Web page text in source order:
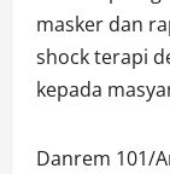
masker dan
shock terapi
kepada
Danrem 101/